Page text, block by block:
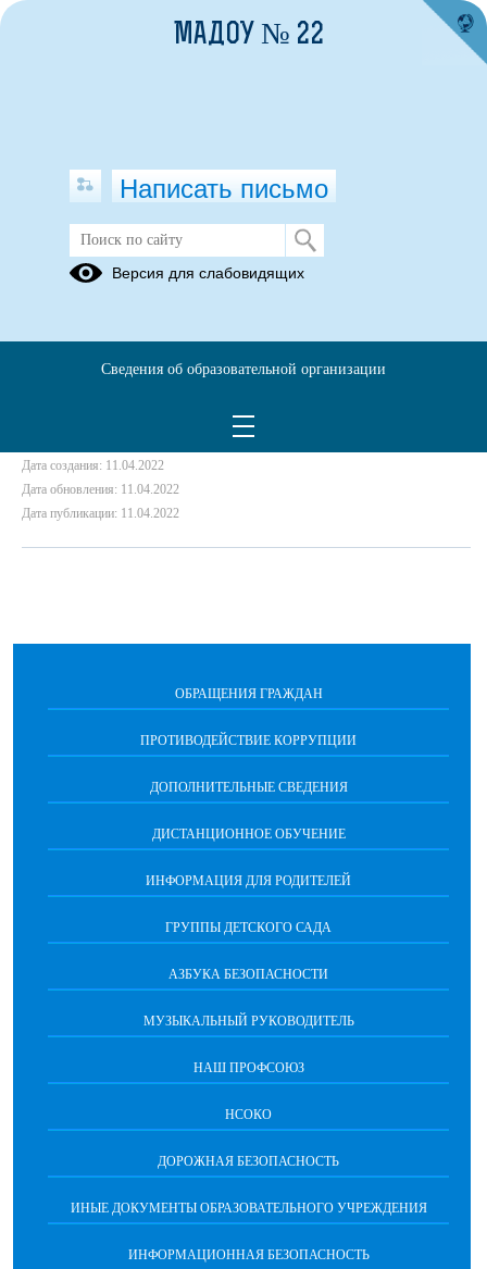
О мерах профилактики ВИЧ-
инфекции
https://o-spide.ru/
Дата создания: 11.04.2022
Дата обновления: 11.04.2022
Дата публикации: 11.04.2022
ОБРАЩЕНИЯ ГРАЖДАН
ПРОТИВОДЕЙСТВИЕ КОРРУПЦИИ
ДОПОЛНИТЕЛЬНЫЕ СВЕДЕНИЯ
ДИСТАНЦИОННОЕ ОБУЧЕНИЕ
ИНФОРМАЦИЯ ДЛЯ РОДИТЕЛЕЙ
ГРУППЫ ДЕТСКОГО САДА
АЗБУКА БЕЗОПАСНОСТИ
МУЗЫКАЛЬНЫЙ РУКОВОДИТЕЛЬ
НАШ ПРОФСОЮЗ
НСОКО
ДОРОЖНАЯ БЕЗОПАСНОСТЬ
ИНЫЕ ДОКУМЕНТЫ ОБРАЗОВАТЕЛЬНОГО УЧРЕЖДЕНИЯ
ИНФОРМАЦИОННАЯ БЕЗОПАСНОСТЬ
МАДОУ № 22
Написать письмо
Версия для слабовидящих
Сведения об образовательной организации